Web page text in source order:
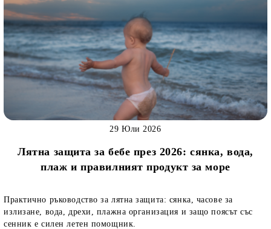
Лятна защита за бебе през 2026: сянка, вода,
плаж и правилният продукт за море
29 Юли 2026
Практично ръководство за лятна защита: сянка, часове за
излизане, вода, дрехи, плажна организация и защо поясът със
сенник е силен летен помощник.